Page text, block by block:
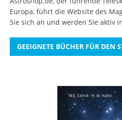
Europa, führt die Website des
Sie sich an und werden Sie aktiv
GEEIGNETE BÜCHER FÜR DEN